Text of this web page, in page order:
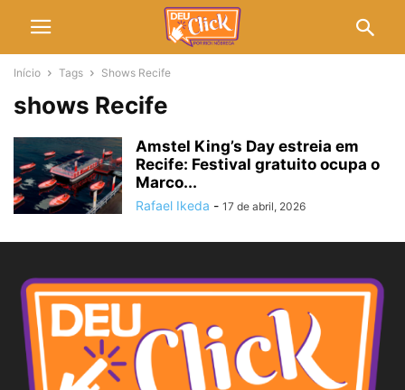
Início Tags Shows Recife
shows Recife
Amstel King’s Day estreia em
Recife: Festival gratuito ocupa o
Marco...
Rafael Ikeda - 17 de abril, 2026